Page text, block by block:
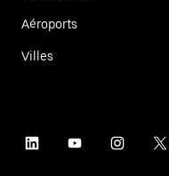
Aéroports
Villes